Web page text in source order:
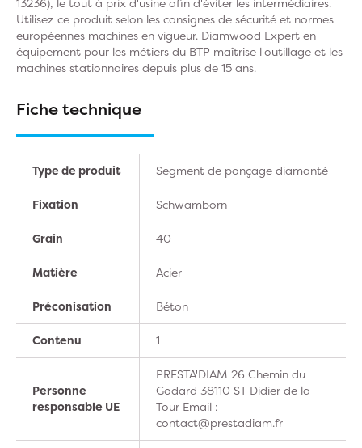
Utilisez ce produit selon les consignes de sécurité et normes
européennes machines en vigueur. Diamwood Expert en
équipement pour les métiers du BTP maîtrise l'outillage et les
machines stationnaires depuis plus de 15 ans.
Fiche technique
Type de produit Segment de ponçage diamanté
Fixation Schwamborn
Grain 40
Matière Acier
Préconisation Béton
Contenu 1
Personne
responsable UE
PRESTA'DIAM 26 Chemin du
Godard 38110 ST Didier de la
Tour Email :
contact@prestadiam.fr